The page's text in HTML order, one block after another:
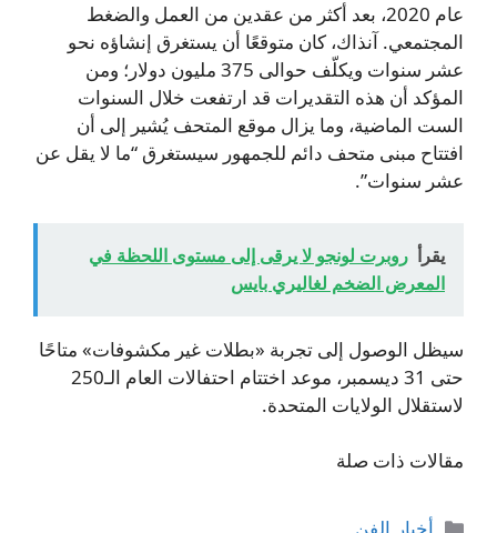
عام 2020، بعد أكثر من عقدين من العمل والضغط
المجتمعي. آنذاك، كان متوقعًا أن يستغرق إنشاؤه نحو
عشر سنوات ويكلّف حوالى 375 مليون دولار؛ ومن
المؤكد أن هذه التقديرات قد ارتفعت خلال السنوات
الست الماضية، وما يزال موقع المتحف يُشير إلى أن
افتتاح مبنى متحف دائم للجمهور سيستغرق “ما لا يقل عن
عشر سنوات”.
يقرأ روبرت لونجو لا يرقى إلى مستوى اللحظة في
المعرض الضخم لغاليري بايس
سيظل الوصول إلى تجربة «بطلات غير مكشوفات» متاحًا
حتى 31 ديسمبر، موعد اختتام احتفالات العام الـ250
لاستقلال الولايات المتحدة.
مقالات ذات صلة
التصنيفات
أخبار الفن